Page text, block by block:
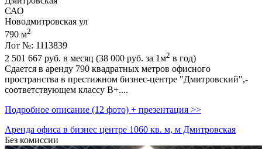
САО
Новодмитровская ул
790 м2
Лот №: 1113839
2 501 667 руб. в месяц (38 000 руб. за 1м2 в год)
Сдается в аренду 790 квадратных метров офисного
пространства в престижном бизнес-центре "Дмитровский",­
соответствующем классу B+....
Подробное описание (12 фото) + презентация >>
Аренда офиса в бизнес центре 1060 кв. м, м Дмитровская
Без комиссии